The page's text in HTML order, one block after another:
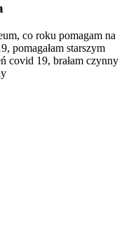
co roku pomagam na
pomagałam starszym
covid 19, brałam czynny